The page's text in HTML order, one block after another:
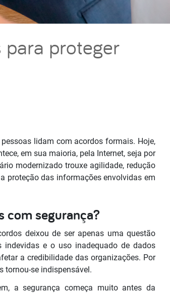
proteger
lidam com acordos formais. Hoje,
em sua maioria, pela Internet, seja por
modernizado trouxe agilidade, redução
proteção das informações envolvidas em
com segurança?
deixou de ser apenas uma questão
indevidas e o uso inadequado de dados
a credibilidade das organizações. Por
tornou-se indispensável.
a segurança começa muito antes da